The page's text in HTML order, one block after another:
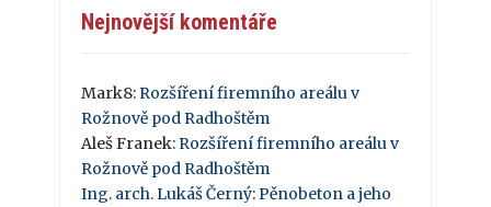
Nejnovější komentáře
Mark8:Rozšíření firemního areálu v
Rožnově pod Radhoštěm
Aleš Franek:Rozšíření firemního areálu v
Rožnově pod Radhoštěm
Ing. arch. Lukáš Černý:Pěnobeton a jeho